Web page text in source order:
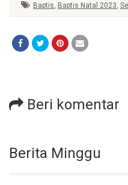
Baptis Baptis Natal 2023
Beri komentar
Berita Minggu